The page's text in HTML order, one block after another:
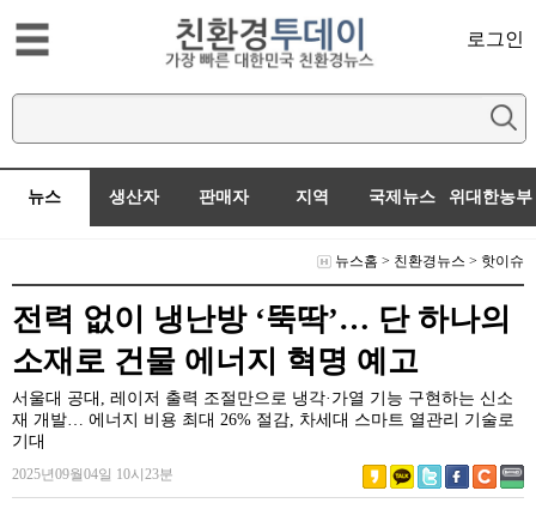
로그인
뉴스 생산자 판매자 지역 국제뉴스 위대한농부
뉴스홈 > 친환경뉴스 > 핫이슈
전력 없이 냉난방 ‘뚝딱’… 단 하나의
소재로 건물 에너지 혁명 예고
서울대 공대, 레이저 출력 조절만으로 냉각·가열 기능 구현하는 신소
재 개발… 에너지 비용 최대 26% 절감, 차세대 스마트 열관리 기술로
기대
2025년09월04일 10시23분